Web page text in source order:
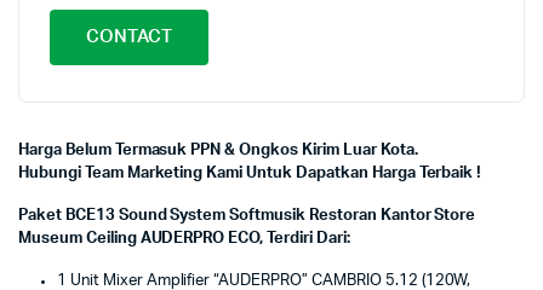
CONTACT
Harga Belum Termasuk PPN & Ongkos Kirim Luar Kota.
Hubungi Team Marketing Kami Untuk Dapatkan Harga Terbaik !
Paket BCE13 Sound System Softmusik Restoran Kantor Store
Museum Ceiling AUDERPRO ECO, Terdiri Dari:
1 Unit Mixer Amplifier “AUDERPRO” CAMBRIO 5.12 (120W,